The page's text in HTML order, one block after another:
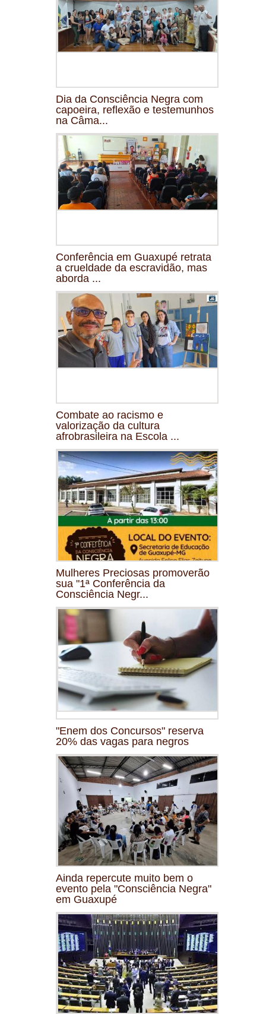
Dia da Consciência Negra com
capoeira, reflexão e testemunhos
na Câma...
Conferência em Guaxupé retrata
a crueldade da escravidão, mas
aborda ...
Combate ao racismo e
valorização da cultura
afrobrasileira na Escola ...
Mulheres Preciosas promoverão
sua "1ª Conferência da
Consciência Negr...
"Enem dos Concursos" reserva
20% das vagas para negros
Ainda repercute muito bem o
evento pela "Consciência Negra"
em Guaxupé